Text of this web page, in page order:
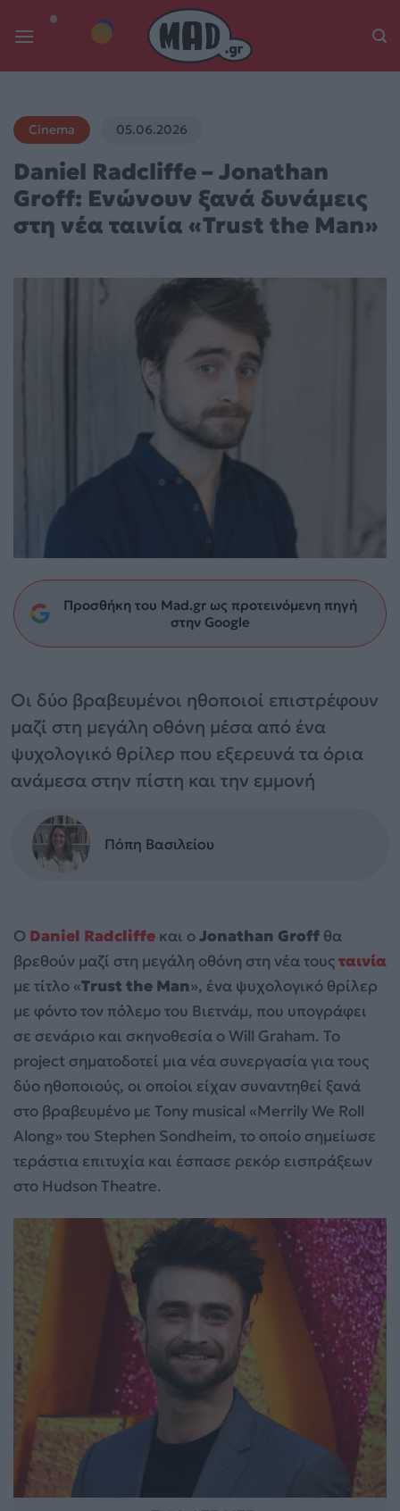
Cinema 05.06.2026
Daniel Radcliffe – Jonathan
Groff: Ενώνουν ξανά δυνάμεις
στη νέα ταινία «Trust the Man»
Προσθήκη του Mad.gr ως προτεινόμενη πηγή
στην Google
Οι δύο βραβευμένοι ηθοποιοί επιστρέφουν
μαζί στη μεγάλη οθόνη μέσα από ένα
ψυχολογικό θρίλερ που εξερευνά τα όρια
ανάμεσα στην πίστη και την εμμονή
Πόπη Βασιλείου
Ο Daniel Radcliffe και οJonathan Groff θα
βρεθούν μαζί στη μεγάλη οθόνη στη νέα τουςταινία
με τίτλο «Trust the Man», ένα ψυχολογικό θρίλερ
με φόντο τον πόλεμο του Βιετνάμ, που υπογράφει
σε σενάριο και σκηνοθεσία ο Will Graham. Το
project σηματοδοτεί μια νέα συνεργασία για τους
δύο ηθοποιούς, οι οποίοι είχαν συναντηθεί ξανά
στο βραβευμένο με Tony musical «Merrily We Roll
Along» του Stephen Sondheim, το οποίο σημείωσε
τεράστια επιτυχία και έσπασε ρεκόρ εισπράξεων
στο Hudson Theatre.